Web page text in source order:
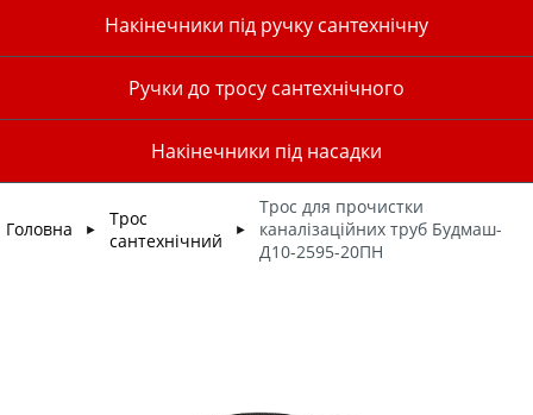
Накінечники під ручку сантехнічну
Ручки до тросу сантехнічного
Накінечники під насадки
Головна ►
Трос
сантехнічний
►
Трос для прочистки
каналізаційних труб Будмаш-
Д10-2595-20ПН